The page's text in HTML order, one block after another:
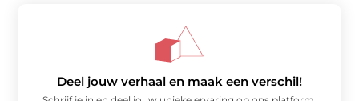
Deel jouw verhaal en maak een verschil!